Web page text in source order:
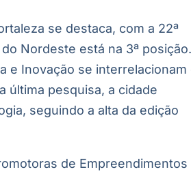
se destaca, com a 22ª
Nordeste está na 3ª
e Inovação se interrelacionam
última pesquisa, a cidade
seguindo a alta da edição
de Empreendimentos